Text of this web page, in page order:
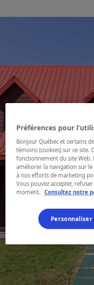
Préférences pour
Bonjour Québec et certains
témoins (cookies) sur ce
fonctionnement du site Web.
améliorer la navigation sur
à nos efforts de marketing
Vous pouvez accepter,
moment.
Consultez notre
Personnaliser